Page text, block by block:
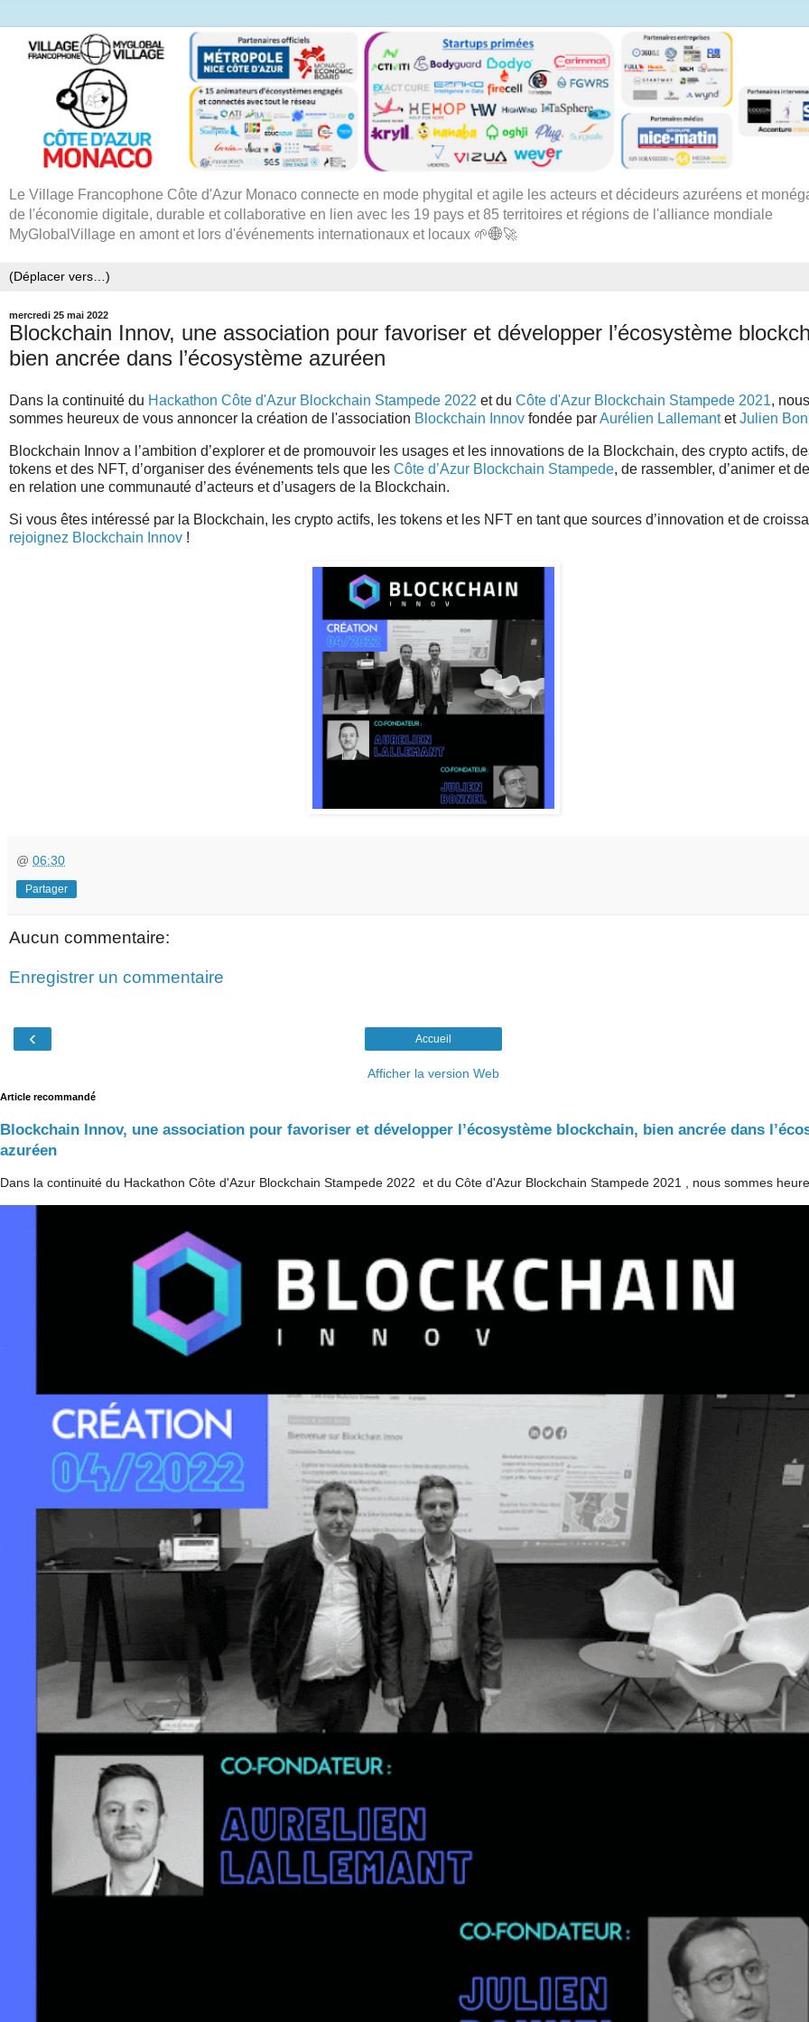
Le Village Francophone Côte d'Azur Monaco connecte en mode phygital et agile les acteurs et décideurs azuréens et
de l'économie digitale, durable et collaborative en lien avec les 19 pays et 85 territoires et régions de l'alliance mondiale
MyGlobalVillage en amont et lors d'événements internationaux et locaux 🌱🌐🚀
mercredi 25 mai 2022
Blockchain Innov, une association pour favoriser et développer l’écosystème
bien ancrée dans l’écosystème azuréen
Dans la continuité du Hackathon Côte d'Azur Blockchain Stampede 2022 et du Côte d'Azur Blockchain Stampede 2021, nous
sommes heureux de vous annoncer la création de l'association Blockchain Innov fondée parAurélien LallemantetJulien
Blockchain Innov a l’ambition d’explorer et de promouvoir les usages et les innovations de la Blockchain, des crypto actifs,
tokens et des NFT, d’organiser des événements tels que les Côte d’Azur Blockchain Stampede, de rassembler, d’animer et
en relation une communauté d’acteurs et d’usagers de la Blockchain.
Si vous êtes intéressé par la Blockchain, les crypto actifs, les tokens et les NFT en tant que sources d’innovation et de
rejoignez Blockchain Innov !
@ 06:30
Partager
Aucun commentaire:
Enregistrer un commentaire
‹ Accueil
Afficher la version Web
Article recommandé
Blockchain Innov, une association pour favoriser et développer l’écosystème blockchain, bien ancrée dans
azuréen
Dans la continuité du Hackathon Côte d'Azur Blockchain Stampede 2022 et du Côte d'Azur Blockchain Stampede 2021 , nous sommes